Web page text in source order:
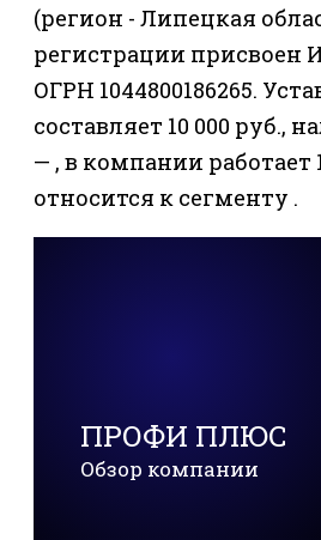
(регион - Липецкая
регистрации присвоен
ОГРН 1044800186265.
составляет 10 000 руб.,
— , в компании работает
относится к сегменту .
ПРОФИ ПЛЮС
Обзор компании